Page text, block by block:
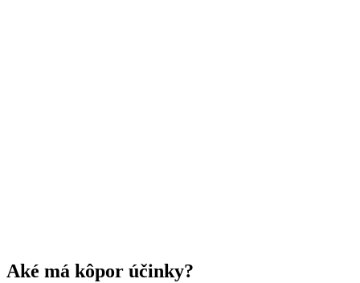
Aké má kôpor účinky?